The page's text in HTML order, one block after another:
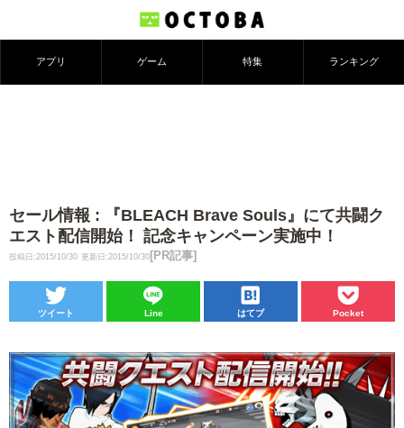
アプリ ゲーム 特集 ランキング
セール情報 : 『BLEACH Brave Souls』にて共闘ク
エスト配信開始！ 記念キャンペーン実施中！
投稿日:2015/10/30 更新日:2015/10/30 [PR記事]
ツイート Line はてブ Pocket